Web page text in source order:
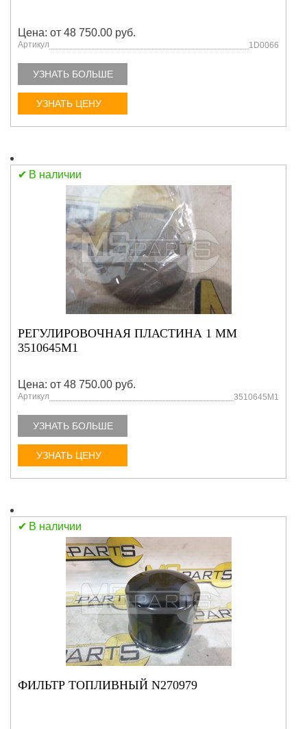
Цена: от 48 750.00 руб.
Артикул 1D0066
УЗНАТЬ БОЛЬШЕ
УЗНАТЬ ЦЕНУ
В наличии
РЕГУЛИРОВОЧНАЯ ПЛАСТИНА 1 ММ
3510645M1
Цена: от 48 750.00 руб.
Артикул 3510645M1
УЗНАТЬ БОЛЬШЕ
УЗНАТЬ ЦЕНУ
В наличии
ФИЛЬТР ТОПЛИВНЫЙ N270979